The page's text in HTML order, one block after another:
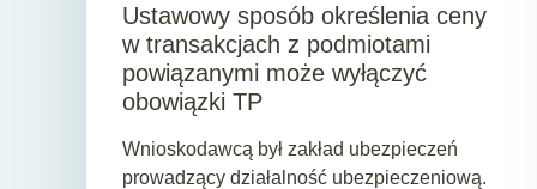
Ustawowy sposób określenia ceny
w transakcjach z podmiotami
powiązanymi może wyłączyć
obowiązki TP
Wnioskodawcą był zakład ubezpieczeń
prowadzący działalność ubezpieczeniową.